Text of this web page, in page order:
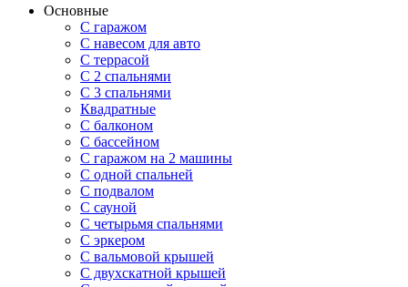
Основные
С гаражом
С навесом для авто
С террасой
С 2 спальнями
С 3 спальнями
Квадратные
С балконом
С бассейном
С гаражом на 2 машины
С одной спальней
С подвалом
С сауной
С четырьмя спальнями
С эркером
С вальмовой крышей
С двухскатной крышей